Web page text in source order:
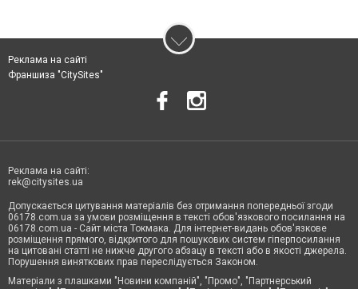
Реклама на сайті
Франшиза "CitySites"
Реклама на сайті:
rek@citysites.ua
Допускається цитування матеріалів без отримання попередньої згоди
06178.com.ua за умови розміщення в тексті обов'язкового посилання на
06178.com.ua - Сайт міста Токмака. Для інтернет-видань обов'язкове
розміщення прямого, відкритого для пошукових систем гіперпосилання
на цитовані статті не нижче другого абзацу в тексті або в якості джерела.
Порушення виняткових прав переслідується Законом.
Матеріали з плашками "Новини компаній", "Промо", "Партнерський